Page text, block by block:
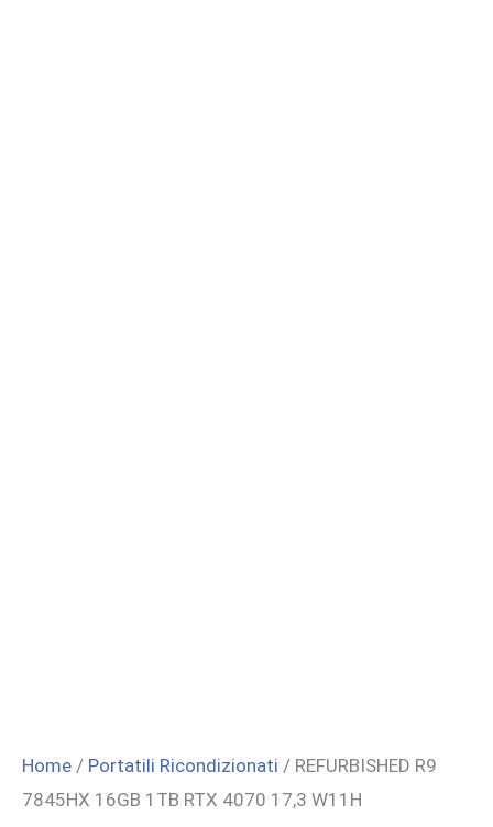
Home / Portatili Ricondizionati / REFURBISHED R9
7845HX 16GB 1TB RTX 4070 17,3 W11H